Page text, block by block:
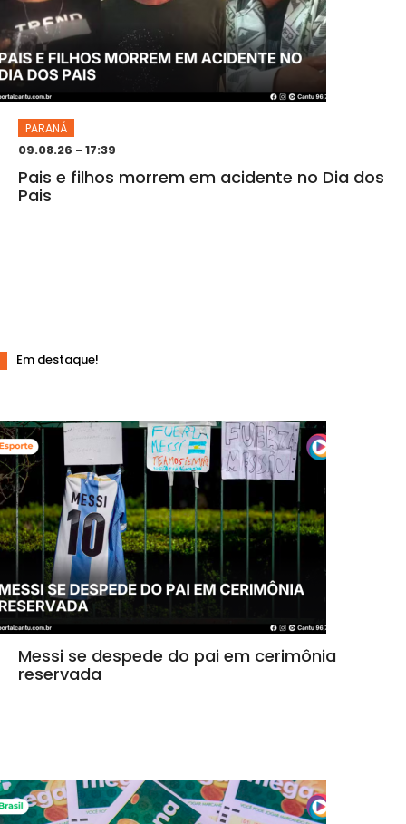
PARANÁ
09.08.26 - 17:39
Pais e filhos morrem em acidente no Dia dos
Pais
Em destaque!
Messi se despede do pai em cerimônia
reservada